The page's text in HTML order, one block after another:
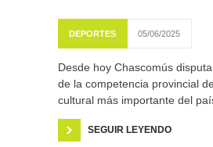
DEPORTES 05/06/2025
Desde hoy Chascomús
de la competencia provincial
cultural más importante del
SEGUIR LEYENDO